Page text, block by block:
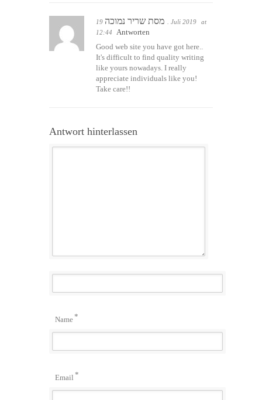
מסת שריר נמוכה 19. Juli 2019
at
12:44
Antworten
Good web site you have got here..
It's difficult to find quality writing
like yours nowadays. I really
appreciate individuals like you!
Take care!!
Antwort hinterlassen
Name*
Email *